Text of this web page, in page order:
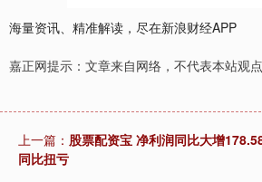
海量资讯、精准解读，尽在新浪财经APP
嘉正网提示：文章来自网络，不代表本站观点
上一篇： 股票配资宝 净利润同比大增
同比扭亏